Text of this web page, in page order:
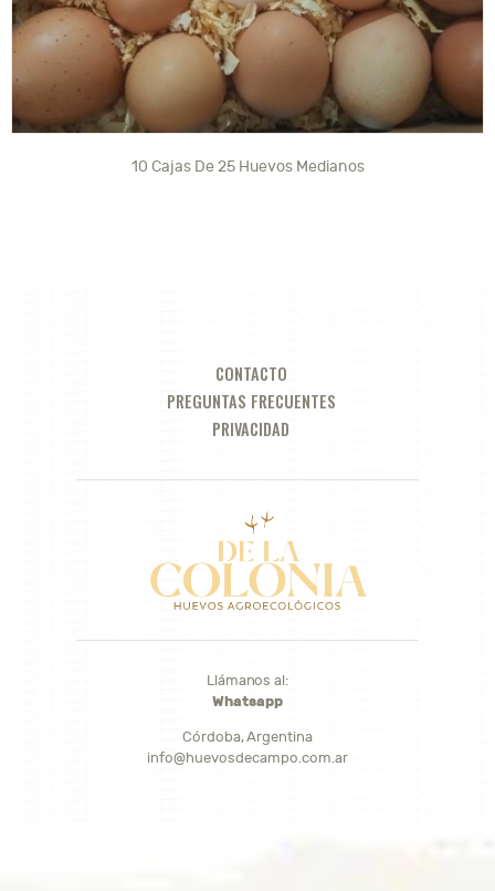
10 Cajas De 25 Huevos Medianos
CONTACTO
PREGUNTAS FRECUENTES
PRIVACIDAD
Llámanos al:
Whatsapp
Córdoba, Argentina
info@huevosdecampo.com.ar